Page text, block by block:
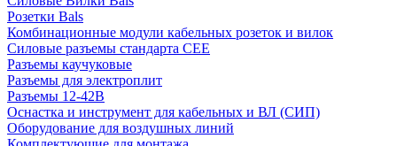
Розетки Bals
Комбинационные модули кабельных розеток и вилок
Силовые разъемы стандарта CEE
Разъемы каучуковые
Разъемы для электроплит
Разъемы 12-42В
Оснастка и инструмент для кабельных и ВЛ (СИП)
Оборудование для воздушных линий